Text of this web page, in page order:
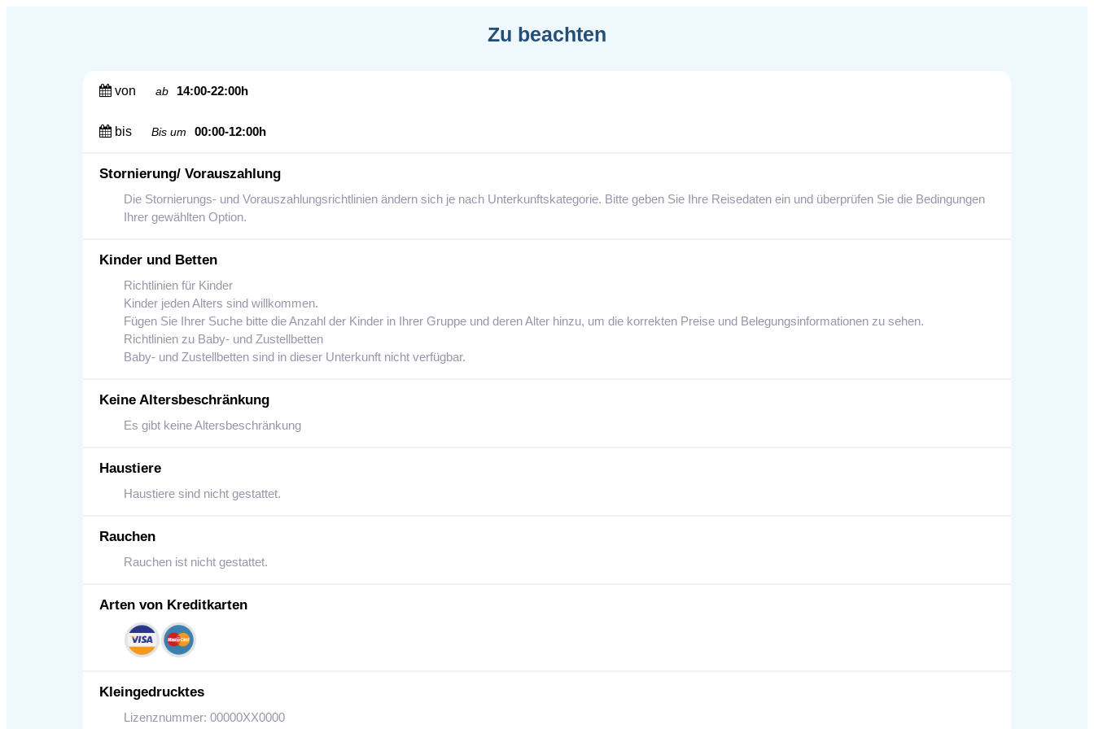
Zu beachten
von ab 14:00-22:00h
bis Bis um 00:00-12:00h
Stornierung/ Vorauszahlung
Die Stornierungs- und Vorauszahlungsrichtlinien ändern sich je nach Unterkunftskategorie. Bitte geben Sie Ihre Reisedaten ein und überprüfen Sie die Bedingungen
Ihrer gewählten Option.
Kinder und Betten
Richtlinien für Kinder
Kinder jeden Alters sind willkommen.
Fügen Sie Ihrer Suche bitte die Anzahl der Kinder in Ihrer Gruppe und deren Alter hinzu, um die korrekten Preise und Belegungsinformationen zu sehen.
Richtlinien zu Baby- und Zustellbetten
Baby- und Zustellbetten sind in dieser Unterkunft nicht verfügbar.
Keine Altersbeschränkung
Es gibt keine Altersbeschränkung
Haustiere
Haustiere sind nicht gestattet.
Rauchen
Rauchen ist nicht gestattet.
Arten von Kreditkarten
Kleingedrucktes
Lizenznummer: 00000XX0000